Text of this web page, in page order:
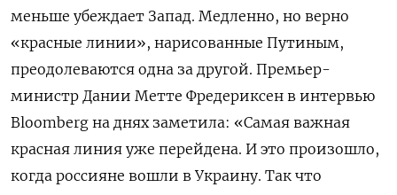
меньше убеждает Запад. Медленно, но верно
«красные линии», нарисованные Путиным,
преодолеваются одна за другой. Премьер-
министр Дании Метте Фредериксен в интервью
Bloomberg на днях заметила: «Самая важная
красная линия уже перейдена. И это произошло,
когда россияне вошли в Украину. Так что